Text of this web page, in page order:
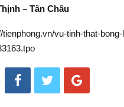
– Tân Châu
tienphong.vn/vu-tinh-that-